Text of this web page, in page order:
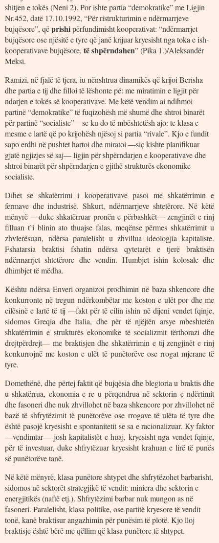
shitjen e tokës (Neni 2). Por ishte partia “demokratike” me Ligjin
Nr.452, datë 17.10.1992, “Për ristrukturimin e ndërmarrjeve
bujqësore”, qëprishipërfundimisht kooperativat: “ndërmarrjet
bujqësore ose njësitë e tyre që janë krijuar kryesisht nga toka e ish-
kooperativave bujqësore, të shpërndahen” (Pika 1.)/Aleksandër
Meksi.
Ramizi, në fjalë të tjera, iu nënshtrua dinamikës që krijoi Berisha
dhe partia e tij dhe filloi të lëshonte pé: me miratimin e ligjit për
ndarjen e tokës së kooperativave. Me këtë vendim ai ndihmoi
partinë “demokratike” të fuqizohësh më shumë dhe shtroi binarët
për partinë “socialiste”—se ku do të mbështetësh ajo: te klasa e
mesme e lartë që po krijohësh njësoj si partia “rivale”. Kjo e fundit
sapo erdhi në pushtet hartoi dhe miratoi —siç kishte planifikuar
gjatë ngjizjes së saj— ligjin për shpërndarjen e kooperativave dhe
shtroi binarët për shpërndarjen e gjithë strukturës ekonomike
socialiste.
Dihet se shkatërrimi i kooperativave pasoi me shkatërrimin e
fermave dhe industrisë. Shkurt, ndërmarrjeve shtetërore. Në këtë
mënyrë —duke shkatërruar pronën e përbashkët— zengjinët e rinj
filluan t`i blinin ato thuajse falas, meqënse përmes shkatërrimit u
zhvlerësuan, ndërsa paralelisht u zhvillua ideologjia kapitaliste.
Fshatarsia braktisi fshatin ndërsa qytetarët e tjerë braktisën
ndërmarrjet shtetërore dhe vendin. Humbjet ishin kolosale dhe
dhimbjet të mëdha.
Kështu ndërsa Enveri organizoi prodhimin në baza shkencore dhe
konkurronte në tregun ndërkombëtar me koston e ulët por dhe me
cilësinë e lartë të tij —fakt për të cilin ishin në dijeni vendet fqinje,
sidomos Greqia dhe Italia, dhe për të njëjtën arsye mbeshtetën
shkatërrimin e strukturës ekonomike të socializmit tërthorazi dhe
drejtpërdrejt— me braktisjen dhe shkatërrimin e tij zengjinët e rinj
konkurrojnë me koston e ulët të punëtorëve ose rrogat mjerane të
tyre.
Domethënë, dhe përtej faktit që bujqësia dhe blegtoria u braktis dhe
u shkatërrua, ekonomia e re u përqendrua në sektorin e ndërtimit
dhe fasoneri dhe nuk zhvillohet në baza shkencore por zhvillohet në
bazë të shfrytëzimit të punëtorëve ose rrogave të ulëta të tyre dhe
është pasojë kryesisht e spontanitetit se sa e racionalizuar. Ky faktor
—vendimtar— josh kapitalistët e huaj, kryesisht nga vendet fqinje,
për të investuar, duke shfrytëzuar kryesisht krahuan e lirë të punës
së punëtorëve tanë.
Në këtë mënyrë, klasa punëtore shtypet dhe shfrytëzohet barbarisht,
sidomos në sektorët strategjikë të vendit: miniera dhe sektorin e
energjitikës (naftë etj.). Shfrytëzimi barbar nuk mungon as në
fasoneri. Paralelisht, klasa politike, ose partitë kryesore të vendit
tonë, kanë braktisur angazhimin për punësim të plotë. Kjo lloj
braktisje është bërë me qëllim që klasa punëtore të shtypet.